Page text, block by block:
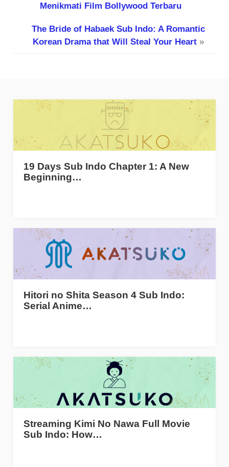
Menikmati Film Bollywood Terbaru
The Bride of Habaek Sub Indo: A Romantic
Korean Drama that Will Steal Your Heart »
19 Days Sub Indo Chapter 1: A New
Beginning…
Hitori no Shita Season 4 Sub Indo:
Serial Anime…
Streaming Kimi No Nawa Full Movie
Sub Indo: How…